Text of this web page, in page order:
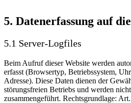
5. Datenerfassung auf
5.1 Server-Logfiles
Beim Aufruf dieser Website werden
erfasst (Browsertyp, Betriebssystem,
Adresse). Diese Daten dienen der
störungsfreien Betriebs und werden
zusammengeführt. Rechtsgrundlage: